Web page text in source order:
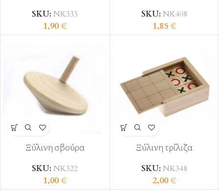
SKU: ΝΚ333
1,90€
SKU: ΝΚ408
1,85 €
Ξύλινη σβούρα
SKU: ΝΚ322
1,00€
Ξύλινη τρίλιζα
SKU: ΝΚ348
2,00€